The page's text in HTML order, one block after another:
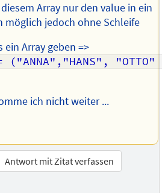
Array nur den value in ein
möglich jedoch ohne Schleife
Array geben =>
("ANNA","HANS", "OTTO"
ich nicht weiter ...
Antwort mit Zitat verfassen